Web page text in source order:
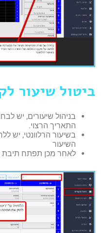
ביטול שיעור
בניהול שיעורים, יש
התאריך הרצוי.
השיעור
לאחר מכן תפתח תיבת